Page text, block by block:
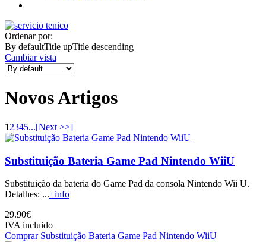
Ordenar por:
By defaultTitle upTitle descending
Cambiar vista
Novos Artigos
12345...[Next >>]
Substituição Bateria Game Pad Nintendo WiiU
Substituição da bateria do Game Pad da consola Nintendo Wii U.
Detalhes: ...+info
29.90€
IVA incluido
Comprar Substituição Bateria Game Pad Nintendo WiiU